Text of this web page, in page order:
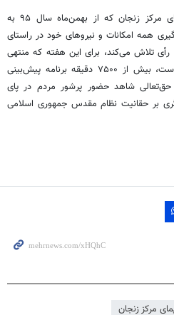
وی گفت: در مجموع صدا و سیمای مرکز زنجان که از بهمن‌ماه سال ۹۵ به
همه امکانات و نیروهای خود در راستای
تلاش می‌کند، برای این هفته که منتهی
به روز سرنوشت‌ساز ۲۹ اردیبهشت است، بیش از ۷۵۰۰ دقیقه برنامه پیش‌بینی
شاهد حضور پرشور مردم در پای
بر حقانیت نظام مقدس جمهوری اسلامی
مرکز زنجان